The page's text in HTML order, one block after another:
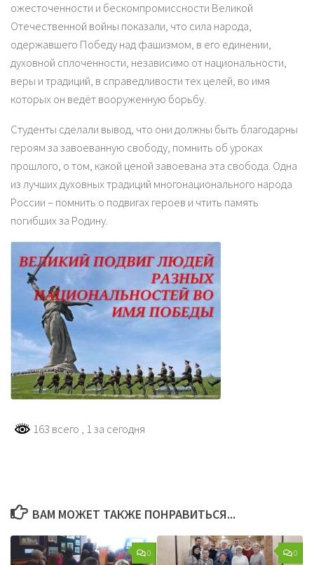
ожесточенности и бескомпромиссности Великой
Отечественной войны показали, что сила народа,
одержавшего Победу над фашизмом, в его единении,
духовной сплоченности, независимо от национальности,
веры и традиций, в справедливости тех целей, во имя
которых он ведёт вооруженную борьбу.
Студенты сделали вывод, что они должны быть благодарны
героям за завоеванную свободу, помнить об уроках
прошлого, о том, какой ценой завоевана эта свобода. Одна
из лучших духовных традиций многонационального народа
России – помнить о подвигах героев и чтить память
погибших за Родину.
163 всего , 1 за сегодня
ВАМ МОЖЕТ ТАКЖЕ ПОНРАВИТЬСЯ...
0 0